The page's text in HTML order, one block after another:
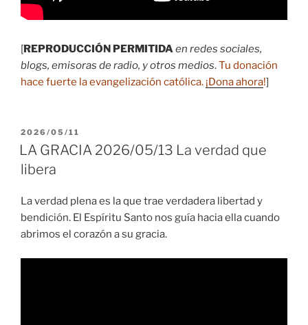
[REPRODUCCIÓN PERMITIDAen redes sociales,
blogs, emisoras de radio, y otros medios.Tu donación
hace fuerte la evangelización católica. ¡Dona ahora!]
PUBLICADO
EL
2026/05/11
LA GRACIA 2026/05/13 La verdad que
libera
La verdad plena es la que trae verdadera libertad y
bendición. El Espíritu Santo nos guía hacia ella cuando
abrimos el corazón a su gracia.